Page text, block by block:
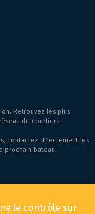
Retrouvez les plus
de courtiers
contactez directement les
prochain bateau
le contrôle sur